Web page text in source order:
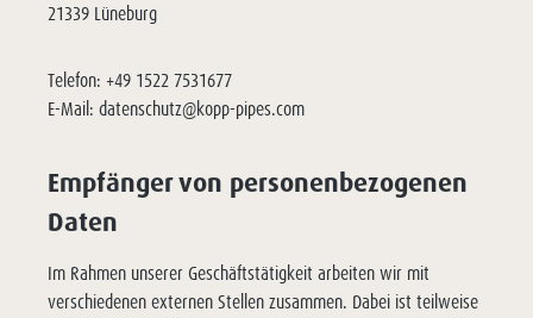
21339 Lüneburg
Telefon: +49 1522 7531677
E-Mail: datenschutz@kopp-pipes.com
Empfänger von personenbezogenen
Daten
Im Rahmen unserer Geschäftstätigkeit arbeiten wir mit
verschiedenen externen Stellen zusammen. Dabei ist teilweise